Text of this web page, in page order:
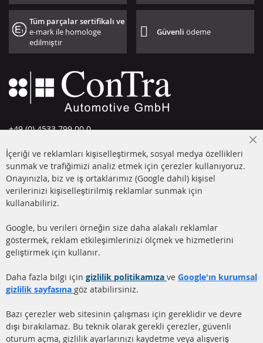
Tüm parçalar sertifikalı ve
e-mark ile homologe
edilmiştir
Güvenliödeme
+49 (0) 4533 799 00 0
info@contra-automotive.de
facebook
instagram
HIZLI LİNKLER
(DPF)
DİZEL PARTİKÜL FİLTRESİ
KATALİZÖR (KAT)
SSS
MÜŞTERİ
Hakkımızda
Gönderim ücreti
İçeriği ve reklamları kişiselleştirmek, sosyal medya özellikleri
sunmak ve trafiğimizi analiz etmek için çerezler kullanıyoruz.
Onayınızla, biz ve iş ortaklarımız (Google dahil) kişisel
verilerinizi kişiselleştirilmiş reklamlar sunmak için
kullanabiliriz.
Google, bu verileri örneğin size daha alakalı reklamlar
göstermek, reklam etkileşimlerinizi ölçmek ve hizmetlerini
geliştirmek için kullanır.
Daha fazla bilgi için gizlilik politikamıza ve Google'ın kurumsal
gizlilik sayfasına göz atabilirsiniz.
Bazı çerezler web sitesinin çalışması için gereklidir ve devre
dışı bırakılamaz. Bu teknik olarak gerekli çerezler, güvenli
oturum açma, gizlilik ayarlarınızı kaydetme veya alışveriş